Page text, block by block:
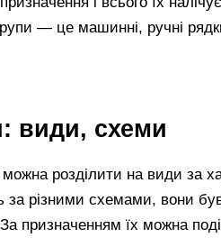
— це машинні, ручні
види, схеми
розділити на види за
різними схемами, вони
призначенням їх можна